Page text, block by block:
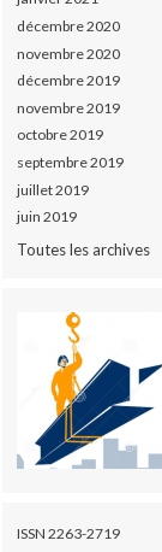
décembre 2020
novembre 2020
décembre 2019
novembre 2019
octobre 2019
septembre 2019
juillet 2019
juin 2019
Toutes les archives
ISSN 2263-2719